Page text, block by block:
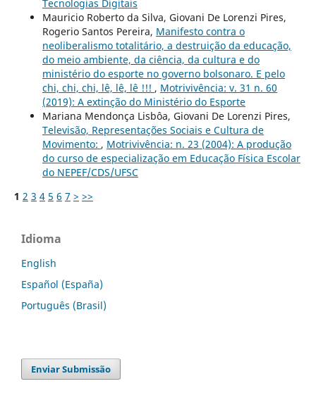
Tecnologias Digitais
Mauricio Roberto da Silva, Giovani De Lorenzi Pires,
Rogerio Santos Pereira, Manifesto contra o
neoliberalismo totalitário, a destruição da educação,
do meio ambiente, da ciência, da cultura e do
ministério do esporte no governo bolsonaro. E pelo
chi, chi, chi, lê, lê, lê !!! , Motrivivência: v. 31 n. 60
(2019): A extinção do Ministério do Esporte
Mariana Mendonça Lisbôa, Giovani De Lorenzi Pires,
Televisão, Representações Sociais e Cultura de
Movimento: , Motrivivência: n. 23 (2004): A produção
do curso de especialização em Educação Física Escolar
do NEPEF/CDS/UFSC
1 2 3 4 5 6 7 > >>
Idioma
English
Español (España)
Português (Brasil)
Enviar Submissão